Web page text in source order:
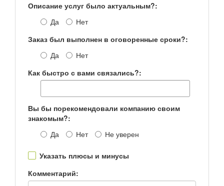
Описание услуг было актуальным?:
Да
Нет
Заказ был выполнен в оговоренные сроки?:
Да
Нет
Как быстро с вами связались?:
Вы бы порекомендовали компанию своим
знакомым?:
Да
Нет Не уверен
Указать плюсы и минусы
Комментарий: